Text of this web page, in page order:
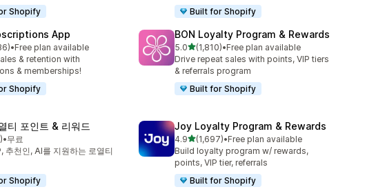
Shopify
Built for Shopify
App
개
•Free plan available
& retention with
& memberships!
Shopify
BON Loyalty Program & Rewards
5.0별 5개 중
(1,810)
총 리뷰 1810개
•Free plan available
Drive repeat sales with points, VIP tiers
& referrals program
Built for Shopify
티 포인트 & 리워드
개
•무료
추천인, AI를 지원하는 로열티
Shopify
Joy Loyalty Program & Rewards
4.9별 5개 중
(1,697)
총 리뷰 1697개
•Free plan available
Build loyalty program w/ rewards,
points, VIP tier, referrals
Built for Shopify